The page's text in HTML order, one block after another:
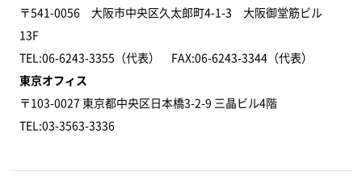
〒541-0056 大阪市中央区久太郎町4-1-3 大阪御堂筋ビル
13F
TEL:06-6243-3355（代表） FAX:06-6243-3344​（代表）
東京オフィス
〒103-0027 東京都中央区日本橋3-2-9 三晶ビル4階
TEL:03-3563-3336